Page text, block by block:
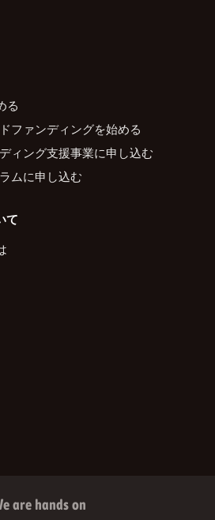
る
ファンディングを始める
ィング支援事業に申し込む
ムに申し込む
て
are hands on